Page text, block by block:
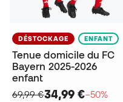
DÉSTOCKAGE ENFANT
Tenue domicile du FC
Bayern 2025-2026
enfant
69,99 €34,99 €−50%